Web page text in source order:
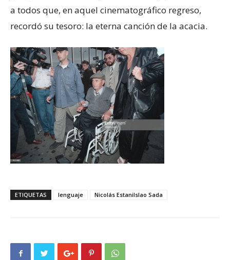
a todos que, en aquel cinematográfico regreso,
recordó su tesoro: la eterna canción de la acacia.
ETIQUETAS lenguaje Nicolás Estanilslao Sada